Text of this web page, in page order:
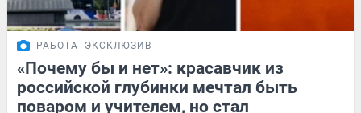
РАБОТА ЭКСКЛЮЗИВ
«Почему бы и нет»: красавчик из
российской глубинки мечтал быть
поваром и учителем, но стал